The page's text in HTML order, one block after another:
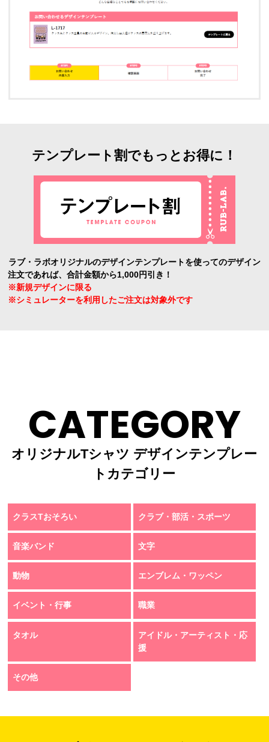
テンプレート割でもっとお得に！
ラブ・ラボオリジナルのデザインテンプレートを使ってのデザイン
注文であれば、合計金額から1,000円引き！
※新規デザインに限る
※シミュレーターを利用したご注文は対象外です
CATEGORY
オリジナルTシャツ デザインテンプレー
トカテゴリー
クラスTおそろい クラブ・部活・スポーツ
音楽バンド 文字
動物 エンブレム・ワッペン
イベント・行事 職業
タオル
アイドル・アーティスト・応
援
その他